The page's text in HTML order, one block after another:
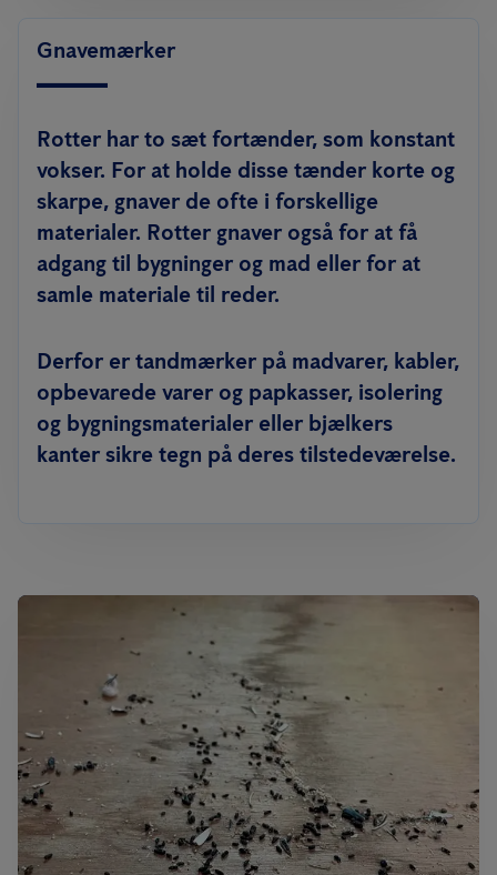
Gnavemærker
Rotter har to sæt fortænder, som konstant
vokser. For at holde disse tænder korte og
skarpe, gnaver de ofte i forskellige
materialer. Rotter gnaver også for at få
adgang til bygninger og mad eller for at
samle materiale til reder.
Derfor er tandmærker på madvarer, kabler,
opbevarede varer og papkasser, isolering
og bygningsmaterialer eller bjælkers
kanter sikre tegn på deres tilstedeværelse.